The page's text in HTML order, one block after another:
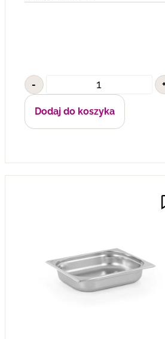
- +
Dodaj do koszyka